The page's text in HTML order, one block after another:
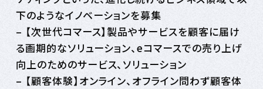
下のようなイノベーションを募集
– 【次世代コマース】製品やサービスを顧客に届け
る画期的なソリューション、eコマース​での売り上げ
向上のためのサービス、ソリューション
– 【顧客体験】オンライン、オフライン問わず顧客体